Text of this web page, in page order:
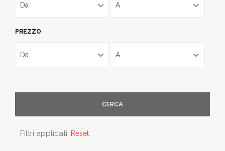
Da A
PREZZO
Da A
CERCA
Filtri applicati: Reset